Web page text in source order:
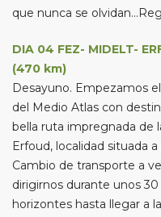
que nunca se
DIA 04 FEZ- MIDELT-
(470 km)
Desayuno. Empezamos
del Medio Atlas con
bella ruta impregnada de
Erfoud, localidad situada
Cambio de transporte a
dirigirnos durante unos
horizontes hasta llegar a